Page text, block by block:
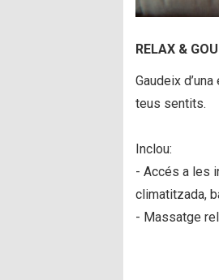
RELAX &
Gaudeix
teus sentits.
Inclou:
- Accés a les
climatitzada,
- Massatge